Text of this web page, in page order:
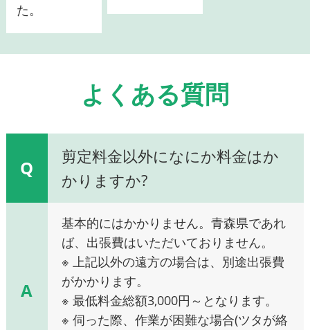
た。
よくある質問
Q
剪定料金以外になにか料金はか
かりますか?
A
基本的にはかかりません。青森県であれ
ば、出張費はいただいておりません。
※ 上記以外の遠方の場合は、別途出張費
がかかります。
※ 最低料金総額3,000円～となります。
※ 伺った際、作業が困難な場合(ツタが絡